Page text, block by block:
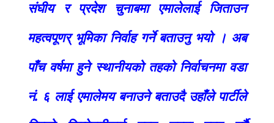
संघीय र प्रदेश चुनाबमा एमालेलाई जिताउन
महत्वपूणर् भूमिका निर्वाह गर्ने बताउनु भयो । अब
पाँच वर्षमा हुने स्थानीयको तहको निर्वाचनमा वडा
नं. ६ लाई एमालेमय बनाउने बताउदै उहाँले पार्टीले